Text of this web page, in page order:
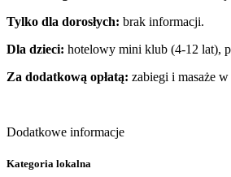
Tylko dla dorosłych: brak informacji.
Dla dzieci: hotelowy mini klub (4-12 lat),
Za dodatkową opłatą: zabiegi i masaże
Dodatkowe informacje
Kategoria lokalna